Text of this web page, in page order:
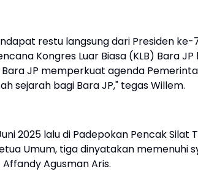
restu langsung dari Presiden ke-
Kongres Luar Biasa (KLB) Bara
JP memperkuat agenda
sejarah bagi Bara JP," tegas Willem.
2025 lalu di Padepokan Pencak Silat
Umum, tiga dinyatakan memenuhi
Affandy Agusman Aris.